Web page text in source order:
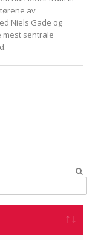
av
Niels Gade og
mest sentrale